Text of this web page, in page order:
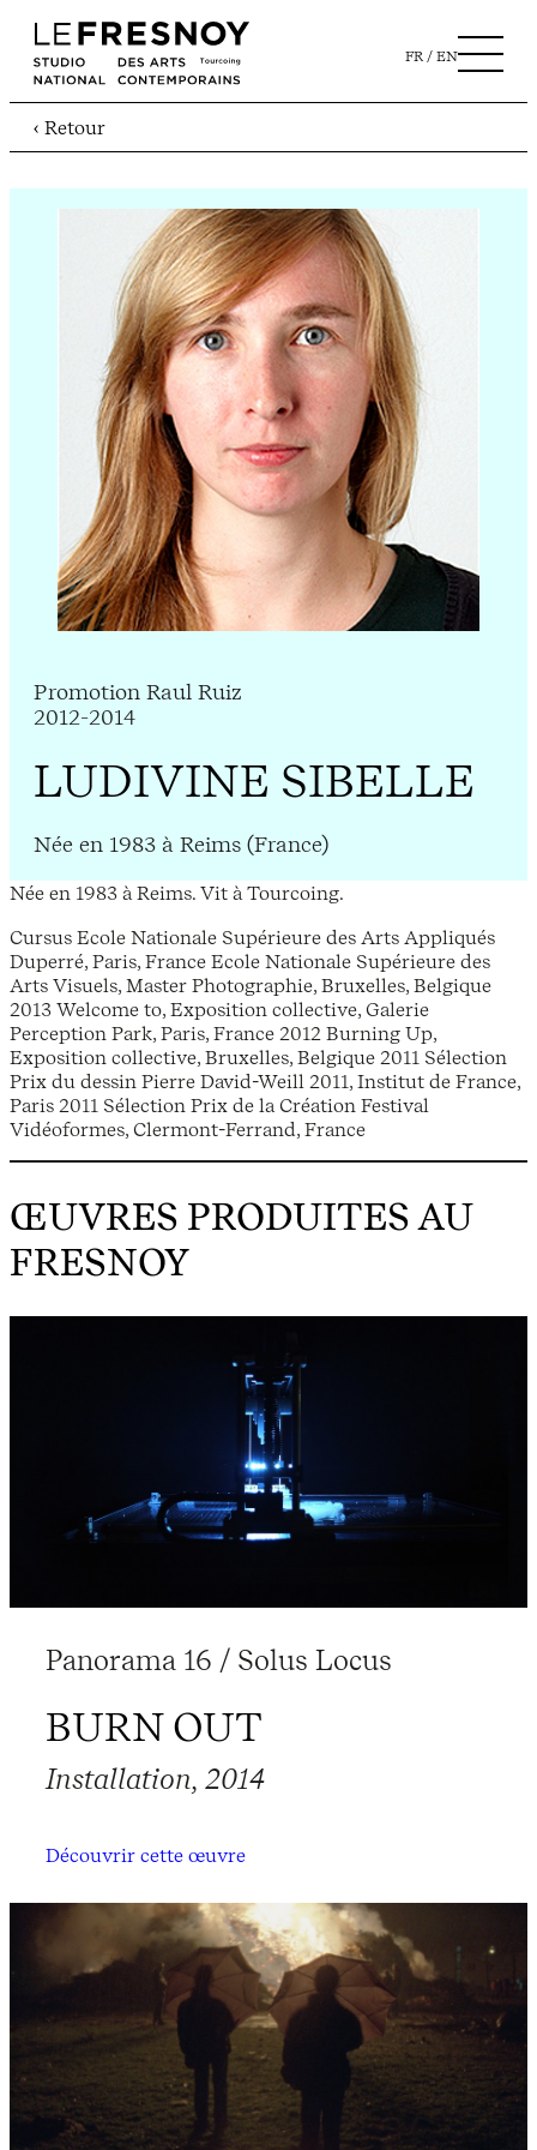
FR EN
‹ Retour
Promotion Raul Ruiz
2012-2014
LUDIVINE SIBELLE
Née en 1983 à Reims (France)
Née en 1983 à Reims. Vit à Tourcoing.
Cursus Ecole Nationale Supérieure des Arts Appliqués
Duperré, Paris, France Ecole Nationale Supérieure des
Arts Visuels, Master Photographie, Bruxelles, Belgique
2013 Welcome to, Exposition collective, Galerie
Perception Park, Paris, France 2012 Burning Up,
Exposition collective, Bruxelles, Belgique 2011 Sélection
Prix du dessin Pierre David-Weill 2011, Institut de France,
Paris 2011 Sélection Prix de la Création Festival
Vidéoformes, Clermont-Ferrand, France
ŒUVRES PRODUITES AU
FRESNOY
Panorama 16 / Solus Locus
BURN OUT
Installation, 2014
Découvrir cette œuvre